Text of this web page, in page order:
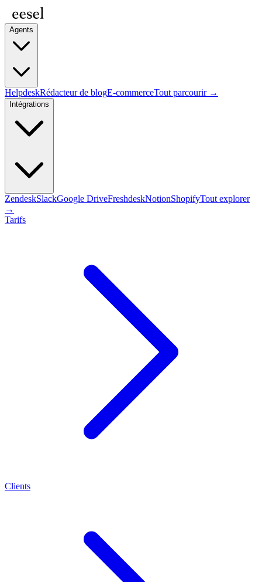
Agents
HelpdeskRédacteur de blogE-commerceTout parcourir →
Intégrations
ZendeskSlackGoogle DriveFreshdeskNotionShopifyTout explorer
→
Tarifs
Clients